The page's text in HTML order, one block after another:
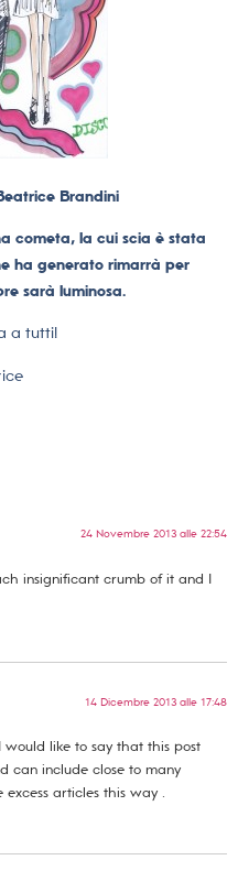
Brandini
cometa, la cui scia è stata
ha generato rimarrà per
sarà luminosa.
a tutti!
24 Novembre 2013 alle 22:54
insignificant crumb of it and I
14 Dicembre 2013 alle 17:48
like to say that this post
can include close to many
articles this way .